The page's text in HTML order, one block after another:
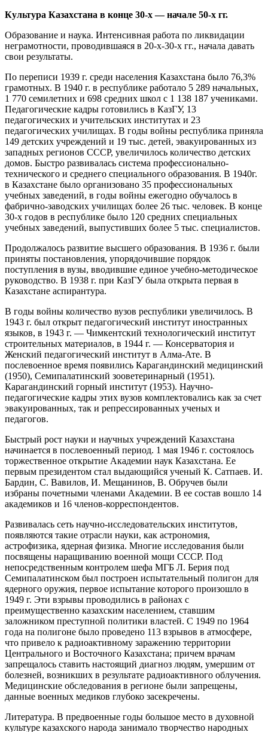
Культура Казахстана в конце 30-х — начале 50-х гг.
Образование и наука. Интенсивная работа по ликвидации
неграмотности, проводившаяся в 20-х-30-х гг., начала давать
свои результаты.
По переписи 1939 г. среди населения Казахстана было 76,3%
грамотных. В 1940 г. в республике работало 5 289 начальных,
1 770 семилетних и 698 средних школ с 1 138 187 учениками.
Педагогические кадры готовились в КазГУ, 13
педагогических и учительских институтах и 23
педагогических училищах. В годы войны республика приняла
149 детских учреждений и 19 тыс. детей, эвакуированных из
западных регионов СССР, увеличилось количество детских
домов. Быстро развивалась система профессионально-
технического и среднего специального образования. В 1940г.
в Казахстане было организовано 35 профессиональных
учебных заведений, в годы войны ежегодно обучалось в
фабрично-заводских училищах более 26 тыс. человек. В конце
30-х годов в республике было 120 средних специальных
учебных заведений, выпустивших более 5 тыс. специалистов.
Продолжалось развитие высшего образования. В 1936 г. были
приняты постановления, упорядочившие порядок
поступления в вузы, вводившие единое учебно-методическое
руководство. В 1938 г. при КазГУ была открыта первая в
Казахстане аспирантура.
В годы войны количество вузов республики увеличилось. В
1943 г. был открыт педагогический институт иностранных
языков, в 1943 г. — Чимкентский технологический институт
строительных материалов, в 1944 г. — Консерватория и
Женский педагогический институт в Алма-Ате. В
послевоенное время появились Карагандинский медицинский
(1950), Семипалатинский зооветеринарный (1951).
Карагандинский горный институт (1953). Научно-
педагогические кадры этих вузов комплектовались как за счет
эвакуированных, так и репрессированных ученых и
педагогов.
Быстрый рост науки и научных учреждений Казахстана
начинается в послевоенный период. 1 мая 1946 г. состоялось
торжественное открытие Академии наук Казахстана. Ее
первым президентом стал выдающийся ученый К. Сатпаев. И.
Бардин, С. Вавилов, И. Мещанинов, В. Обручев были
избраны почетными членами Академии. В ее состав вошло 14
академиков и 16 членов-корреспондентов.
Развивалась сеть научно-исследовательских институтов,
появляются такие отрасли науки, как астрономия,
астрофизика, ядерная физика. Многие исследования были
посвящены наращиванию военной мощи СССР. Под
непосредственным контролем шефа МГБ Л. Берия под
Семипалатинском был построен испытательный полигон для
ядерного оружия, первое испытание которого произошло в
1949 г. Эти взрывы проводились в районах с
преимущественно казахским населением, ставшим
заложником преступной политики властей. С 1949 по 1964
года на полигоне было проведено 113 взрывов в атмосфере,
что привело к радиоактивному заражению территории
Центрального и Восточного Казахстана; причем врачам
запрещалось ставить настоящий диагноз людям, умершим от
болезней, возникших в результате радиоактивного облучения.
Медицинские обследования в регионе были запрещены,
данные военных медиков глубоко засекречены.
Литература. В предвоенные годы большое место в духовной
культуре казахского народа занимало творчество народных